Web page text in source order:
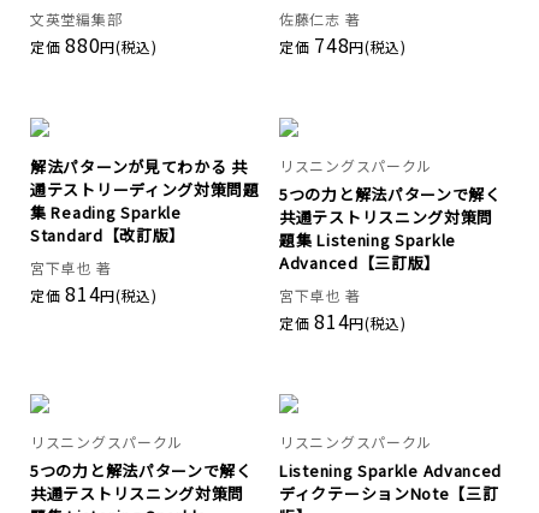
文英堂編集部
定価880円(税込)
佐藤仁志 著
定価 748円(税込)
解法パターンが見てわかる 共
通テストリーディング対策問題
集 Reading Sparkle
Standard【改訂版】
宮下卓也 著
定価814円(税込)
リスニングスパークル
5つの力と解法パターンで解く
共通テストリスニング対策問
題集 Listening Sparkle
Advanced【三訂版】
宮下卓也 著
定価814円(税込)
リスニングスパークル
5つの力と解法パターンで解く
共通テストリスニング対策問
リスニングスパークル
Listening Sparkle Advanced
ディクテーションNote【三訂